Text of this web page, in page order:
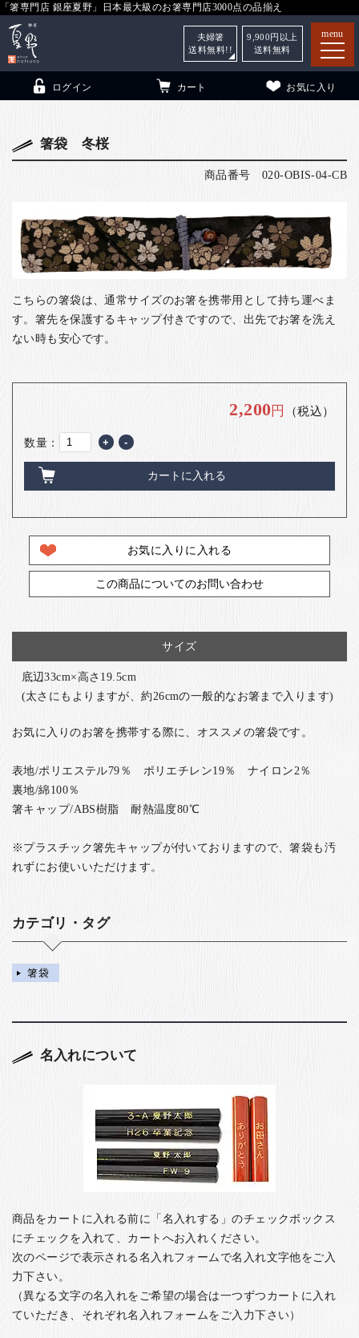
「箸専門店 銀座夏野」日本最大級のお箸専門店3000点の品揃え
menu
（贈答用・自宅用）
銀座夏野・箸長 について
こども和食器 小夏について
ご利用ガイド
法人・飲食店のお客様
お知らせ
箸ブログ
ログイン カート お気に入り
夫婦箸
送料無料!!
9,900 円以上
送料無料
箸袋 冬桜
商品番号 020-OBIS-04-CB
こちらの箸袋は、通常サイズのお箸を携帯用として持ち運べま
す。箸先を保護するキャップ付きですので、出先でお箸を洗え
ない時も安心です。
2,200円 （税込）
数量： + -
カートに入れる
お気に入りに入れる
この商品についてのお問い合わせ
サイズ
底辺33cm×高さ19.5cm
(太さにもよりますが、約26cmの一般的なお箸まで入ります)
お気に入りのお箸を携帯する際に、オススメの箸袋です。
表地/ポリエステル79％ ポリエチレン19％ ナイロン2％
裏地/綿100％
箸キャップ/ABS樹脂 耐熱温度80℃
※プラスチック箸先キャップが付いておりますので、箸袋も汚
れずにお使いいただけます。
カテゴリ・タグ
箸袋
名入れについて
商品をカートに入れる前に「名入れする」のチェックボックス
にチェックを入れて、カートへお入れください。
次のページで表示される名入れフォームで名入れ文字他をご入
力下さい。
（異なる文字の名入れをご希望の場合は一つずつカートに入れ
ていただき、それぞれ名入れフォームをご入力下さい）